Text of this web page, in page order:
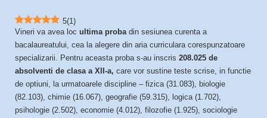
5(1)
Vineri va avea loc ultima probadin sesiunea curenta a
bacalaureatului, cea la alegere din aria curriculara corespunzatoare
specializarii. Pentru aceasta proba s-au inscris 208.025 de
absolventi de clasa a XII-a, care vor sustine teste scrise, in functie
de optiuni, la urmatoarele discipline – fizica (31.083), biologie
(82.103), chimie (16.067), geografie (59.315), logica (1.702),
psihologie (2.502), economie (4.012), filozofie (1.925), sociologie